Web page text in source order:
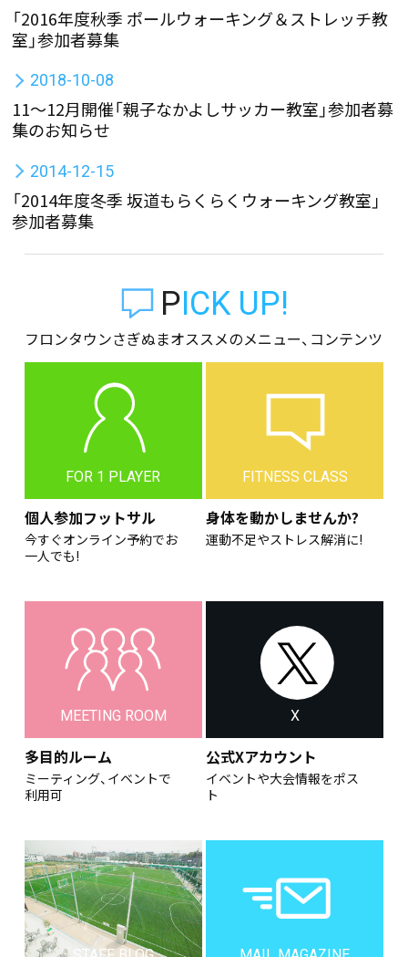
「2016年度秋季 ポールウォーキング＆ストレッチ教
室」参加者募集
2018-10-08
11〜12月開催「親子なかよしサッカー教室」参加者募
集のお知らせ
2014-12-15
「2014年度冬季 坂道もらくらくウォーキング教室」
参加者募集
PICK UP!
フロンタウンさぎぬまオススメのメニュー、コンテンツ
FOR 1 PLAYER
個人参加フットサル
今すぐオンライン予約でお
一人でも!
FITNESS CLASS
身体を動かしませんか?
運動不足やストレス解消に!
MEETING ROOM
多目的ルーム
ミーティング、イベントで
利用可
X
公式Xアカウント
イベントや大会情報をポス
ト